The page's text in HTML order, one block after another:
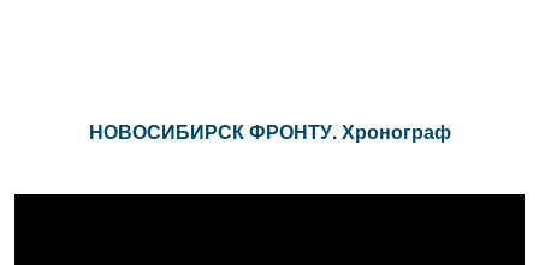
НОВОСИБИРСК ФРОНТУ. Хронограф